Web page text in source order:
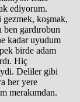
ediyorum.
koşmak,
gardırobun
kadar uyudum
birde adam
Hiç
Deliler gibi
her yere
merakımdan.